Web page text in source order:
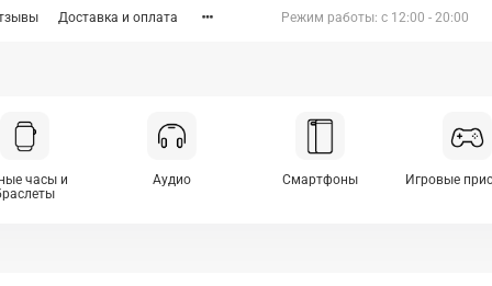
Доставка и оплата Режим работы: c 12:00 - 20:00
часы и
Аудио Смартфоны Игровые